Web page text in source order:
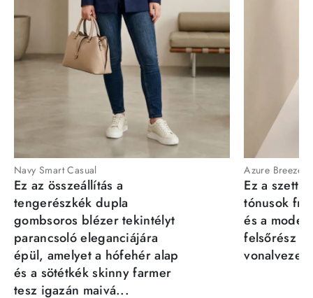
Navy Smart Casual
Ez az összeállítás a
tengerészkék dupla
gombsoros blézer tekintélyt
parancsoló eleganciájára
épül, amelyet a hófehér alap
és a sötétkék skinny farmer
tesz igazán maivá...
Azure Breeze
Ez a szett
tónusok
és a
felsőrész